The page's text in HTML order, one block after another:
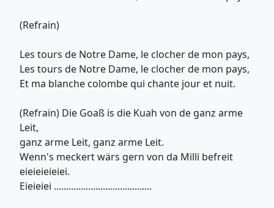
(Refrain)
Les tours de Notre Dame, le clocher de mon pays,
Les tours de Notre Dame, le clocher de mon pays,
Et ma blanche colombe qui chante jour et nuit.
(Refrain) Die Goaß is die Kuah von de ganz arme
Leit,
ganz arme Leit, ganz arme Leit.
Wenn's meckert wärs gern von da Milli befreit
eieieieieiei.
Eieieiei ........................................